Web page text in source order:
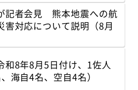
記者会見 熊本地震への航
害対応について説明（8月
8年8月5日付け、1佐人
海自4名、空自4名）